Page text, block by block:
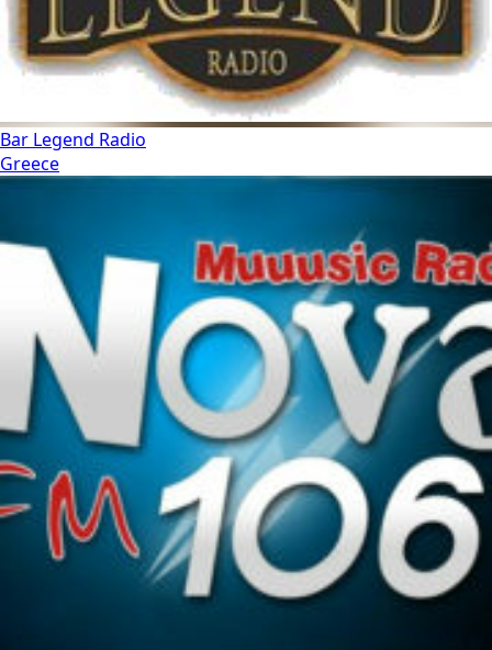
Bar Legend Radio
Greece